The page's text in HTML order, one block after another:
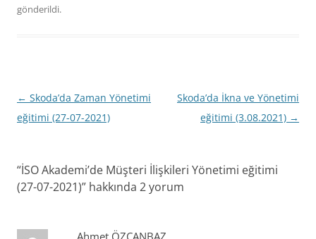
gönderildi.
Yazı
dolaşımı
← Skoda’da Zaman Yönetimi
eğitimi (27-07-2021)
Skoda’da İkna ve Yönetimi
eğitimi (3.08.2021) →
“İSO Akademi’de Müşteri İlişkileri Yönetimi eğitimi
(27-07-2021)” hakkında 2 yorum